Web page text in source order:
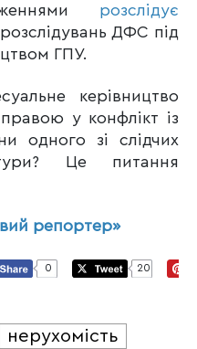
розслідує
ДФС під
ГПУ.
керівництво
у конфлікт із
одного зі слідчих
Це питання
репортер»
0 20
нерухомість